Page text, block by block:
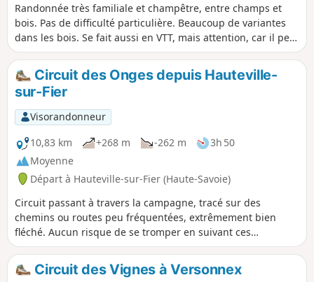
Randonnée très familiale et champêtre, entre champs et
bois. Pas de difficulté particulière. Beaucoup de variantes
dans les bois. Se fait aussi en VTT, mais attention, car il peut
y avoir des arbres tombés. Belles vues sur la Montagne
d'Âge, sur la Mandallaz et la Montagne du Gros Foug qui
nous sépare de la vallée du Rhône.
Circuit des Onges depuis Hauteville-
sur-Fier
Visorandonneur
10,83 km
+268 m -262 m
3h 50
Moyenne
Départ à Hauteville-sur-Fier (Haute-Savoie)
Circuit passant à travers la campagne, tracé sur des
chemins ou routes peu fréquentées, extrêmement bien
fléché. Aucun risque de se tromper en suivant ces
fléchages. Jolie vue vers la Tournette en arrivant et en
repartant de Vaulx (point haut du circuit).
Circuit des Vignes à Versonnex